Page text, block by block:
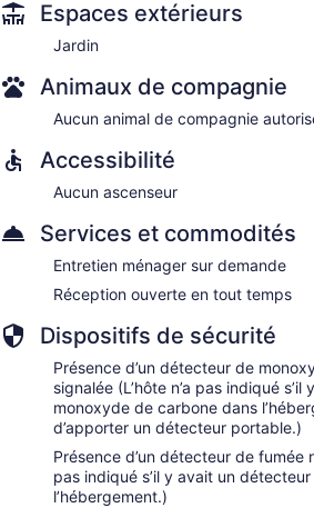
Espaces extérieurs
Jardin
Animaux de compagnie
Aucun animal de compagnie
Accessibilité
Aucun ascenseur
Services et commodités
Entretien ménager sur demande
Réception ouverte en tout temps
Dispositifs de sécurité
Présence d’un détecteur de
signalée (L’hôte n’a pas indiqué
monoxyde de carbone dans
d’apporter un détecteur portable.)
Présence d’un détecteur de fumée
pas indiqué s’il y avait un
l’hébergement.)